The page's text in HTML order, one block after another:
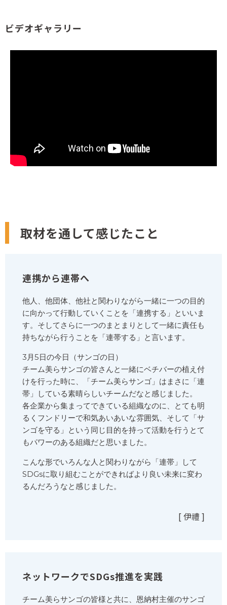
ビデオギャラリー
取材を通して感じたこと
連携から連帯へ
他人、他団体、他社と関わりながら一緒に一つの目的
に向かって行動していくことを「連携する」といいま
す。そしてさらに一つのまとまりとして一緒に責任も
持ちながら行うことを「連帯する」と言います。
3月5日の今日（サンゴの日）
チーム美らサンゴの皆さんと一緒にベチバーの植え付
けを行った時に、「チーム美らサンゴ」はまさに「連
帯」している素晴らしいチームだなと感じました。
各企業から集まってできている組織なのに、とても明
るくフンドリーで和気あいあいな雰囲気、そして「サ
ンゴを守る」という同じ目的を持って活動を行うとて
もパワーのある組織だと思いました。
こんな形でいろんな人と関わりながら「連帯」して
SDGsに取り組むことができればより良い未来に変わ
るんだろうなと感じました。
[ 伊禮 ]
ネットワークでSDGs推進を実践
チーム美らサンゴの皆様と共に、恩納村主催のサンゴ